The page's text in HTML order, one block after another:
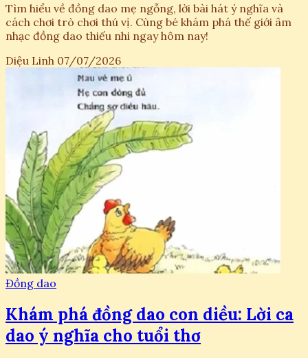
Tìm hiểu về đồng dao mẹ ngỗng, lời bài hát ý nghĩa và
cách chơi trò chơi thú vị. Cùng bé khám phá thế giới âm
nhạc đồng dao thiếu nhi ngay hôm nay!
Diệu Linh 07/07/2026
Đồng dao
Khám phá đồng dao con diều: Lời ca
dao ý nghĩa cho tuổi thơ